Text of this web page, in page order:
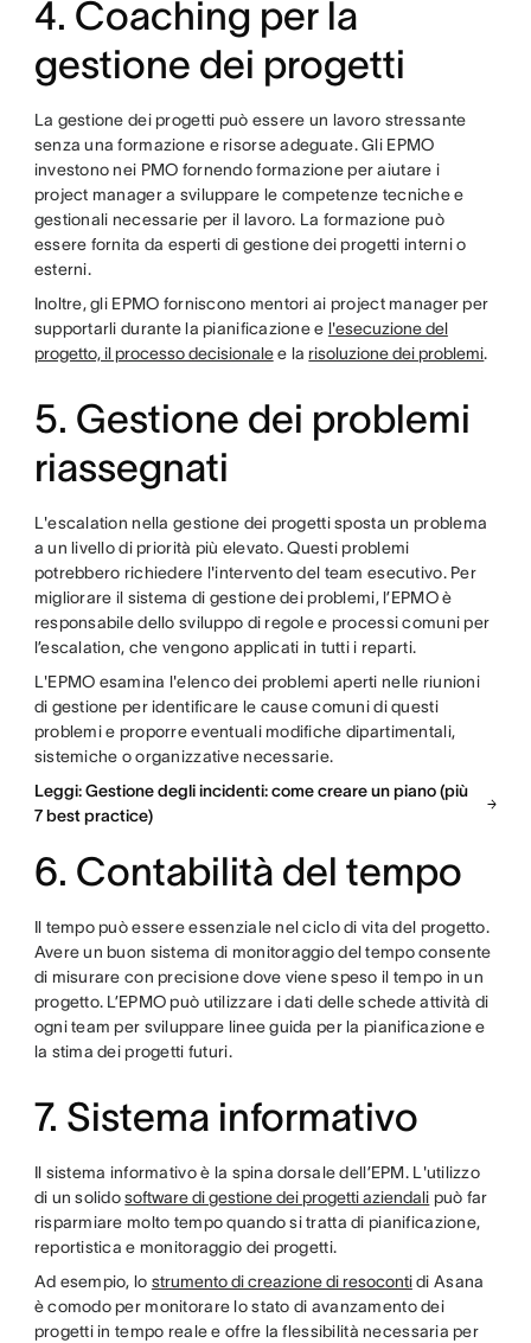
4. Coaching per la
gestione dei progetti
La gestione dei progetti può essere un lavoro stressante
senza una formazione e risorse adeguate. Gli EPMO
investono nei PMO fornendo formazione per aiutare i
project manager a sviluppare le competenze tecniche e
gestionali necessarie per il lavoro. La formazione può
essere fornita da esperti di gestione dei progetti interni o
esterni.
Inoltre, gli EPMO forniscono mentori ai project manager per
supportarli durante la pianificazione e l'esecuzione del
progetto, il processo decisionalee la risoluzione dei problemi.
5. Gestione dei problemi
riassegnati
L'escalation nella gestione dei progetti sposta un problema
a un livello di priorità più elevato. Questi problemi
potrebbero richiedere l'intervento del team esecutivo. Per
migliorare il sistema di gestione dei problemi, l’EPMO è
responsabile dello sviluppo di regole e processi comuni per
l’escalation, che vengono applicati in tutti i reparti.
L'EPMO esamina l'elenco dei problemi aperti nelle riunioni
di gestione per identificare le cause comuni di questi
problemi e proporre eventuali modifiche dipartimentali,
sistemiche o organizzative necessarie.
Leggi: Gestione degli incidenti: come creare un piano (più
7 best practice)
6. Contabilità del tempo
Il tempo può essere essenziale nel ciclo di vita del progetto.
Avere un buon sistema di monitoraggio del tempo consente
di misurare con precisione dove viene speso il tempo in un
progetto. L’EPMO può utilizzare i dati delle schede attività di
ogni team per sviluppare linee guida per la pianificazione e
la stima dei progetti futuri.
7. Sistema informativo
Il sistema informativo è la spina dorsale dell’EPM. L'utilizzo
di un solidosoftware di gestione dei progetti aziendali può far
risparmiare molto tempo quando si tratta di pianificazione,
reportistica e monitoraggio dei progetti.
Ad esempio, lo strumento di creazione di resocontidi Asana
è comodo per monitorare lo stato di avanzamento dei
progetti in tempo reale e offre la flessibilità necessaria per